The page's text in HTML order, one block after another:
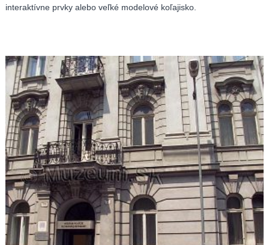
interaktívne prvky alebo veľké modelové koľajisko.